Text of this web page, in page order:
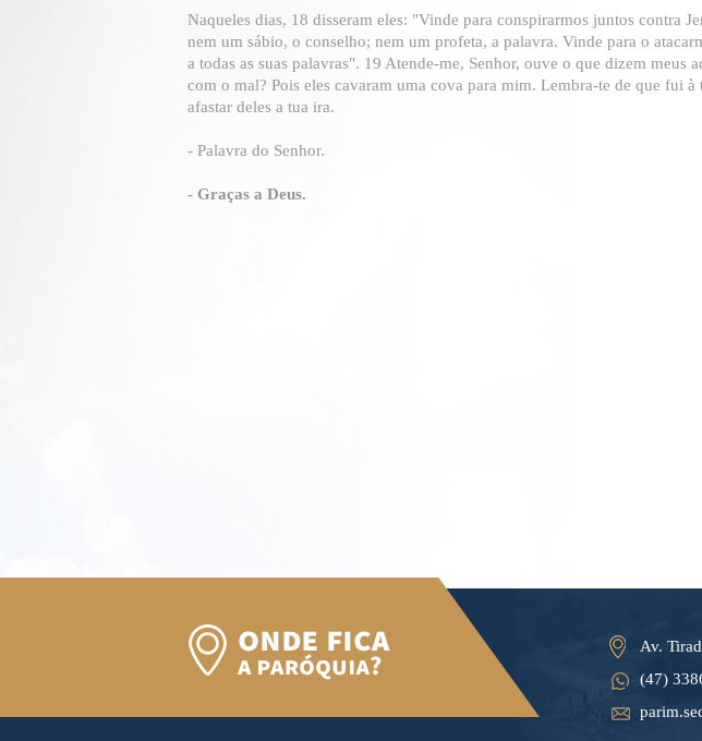
Naqueles dias, 18 disseram eles: "Vinde para conspirarmos juntos contra
nem um sábio, o conselho; nem um profeta, a palavra. Vinde para o
a todas as suas palavras". 19 Atende-me, Senhor, ouve o que dizem meus
com o mal? Pois eles cavaram uma cova para mim. Lembra-te de que fui à
afastar deles a tua ira.
- Palavra do Senhor.
- Graças a Deus.
Av.
(47)